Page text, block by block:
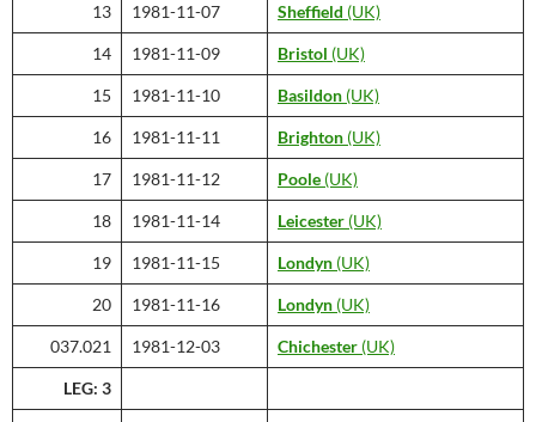
13 1981-11-07 Sheffield (UK)
14 1981-11-09 Bristol (UK)
15 1981-11-10 Basildon (UK)
16 1981-11-11 Brighton (UK)
17 1981-11-12 Poole (UK)
18 1981-11-14 Leicester (UK)
19 1981-11-15 Londyn (UK)
20 1981-11-16 Londyn (UK)
037.021 1981-12-03 Chichester (UK)
LEG: 3